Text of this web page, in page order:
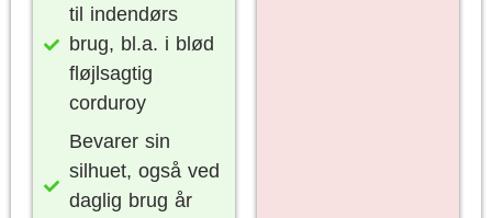
til indendørs
brug, bl.a. i blød
fløjlsagtig
corduroy
Bevarer sin
silhuet, også ved
daglig brug år